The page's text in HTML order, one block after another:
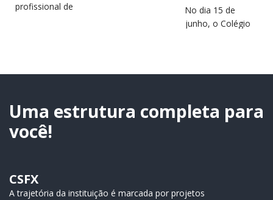
profissional de
próximo dia 2 de
No dia 15 de
junho, o Colégio
de história,
transformação
de…
Uma estrutura completa para
você!
CSFX
A trajetória da instituição é marcada por projetos